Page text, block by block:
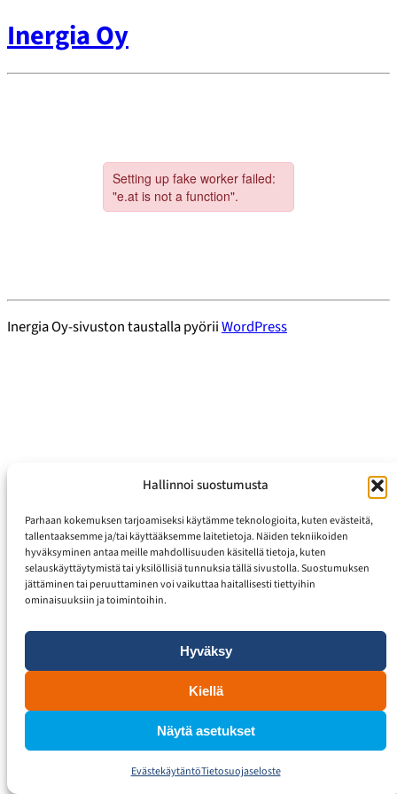
Hallinnoi suostumusta
Parhaan kokemuksen tarjoamiseksi käytämme teknologioita, kuten evästeitä,
tallentaaksemme ja/tai käyttääksemme laitetietoja. Näiden tekniikoiden
hyväksyminen antaa meille mahdollisuuden käsitellä tietoja, kuten
selauskäyttäytymistä tai yksilöllisiä tunnuksia tällä sivustolla. Suostumuksen
jättäminen tai peruuttaminen voi vaikuttaa haitallisesti tiettyihin
ominaisuuksiin ja toimintoihin.
Hyväksy
Kiellä
Näytä asetukset
EvästekäytäntöTietosuojaseloste
Inergia Oy
Inergia Oy-sivuston taustalla pyöriiWordPress